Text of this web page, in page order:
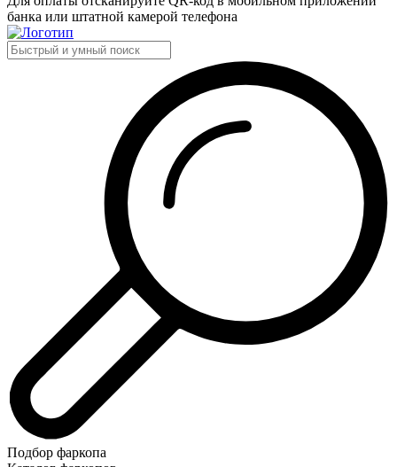
банка или штатной камерой телефона
Подбор фаркопа